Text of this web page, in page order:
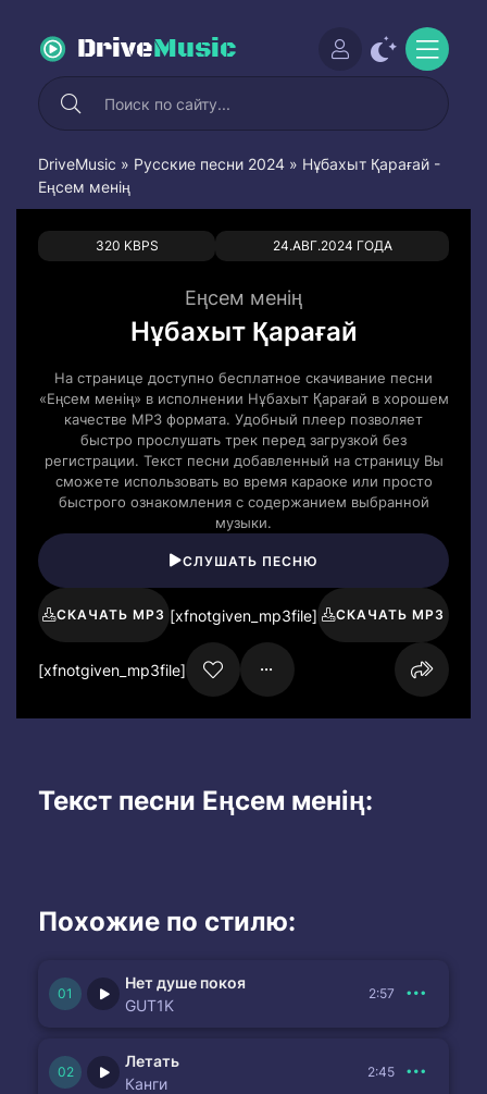
DriveMusic
DriveMusic » Русские песни 2024 » Нұбахыт Қарағай -
Еңсем менің
320 KBPS 24.АВГ.2024 ГОДА
0 0
Еңсем менің
Нұбахыт Қарағай
На странице доступно бесплатное скачивание песни
«Еңсем менің» в исполнении Нұбахыт Қарағай в хорошем
качестве MP3 формата. Удобный плеер позволяет
быстро прослушать трек перед загрузкой без
регистрации. Текст песни добавленный на страницу Вы
сможете использовать во время караоке или просто
быстрого ознакомления с содержанием выбранной
музыки.
СЛУШАТЬ ПЕСНЮ
СКАЧАТЬ MP3 [xfnotgiven_mp3file] СКАЧАТЬ MP3
[xfnotgiven_mp3file]
Текст песни Еңсем менің:
Похожие по стилю:
Нет душе покоя
GUT1K
2:57
Летать
Канги
2:45